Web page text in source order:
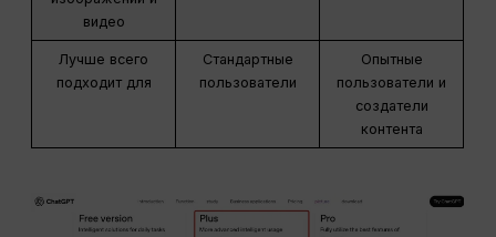
видео
Лучше всего
подходит для
Стандартные
пользователи
Опытные
пользователи и
создатели
контента